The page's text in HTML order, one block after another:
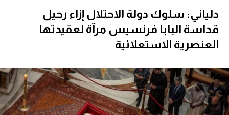
دلياني: سلوك دولة الاحتلال إزاء رحيل
قداسة البابا فرنسيس مرآة لعقيدتها
العنصرية الاستعلائية